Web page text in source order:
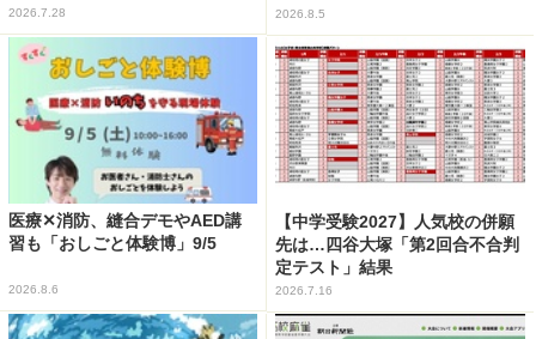
2026.7.28 2026.8.5
医療✕消防、縫合デモやAED講
習も「おしごと体験博」9/5
2026.8.6
【中学受験2027】人気校の併願
先は…四谷大塚「第2回合不合判
定テスト」結果
2026.7.16